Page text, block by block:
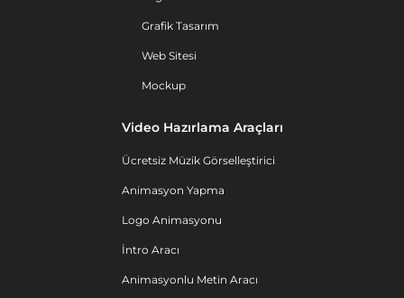
Grafik Tasarım
Web Sitesi
Mockup
Video Hazırlama Araçları
Ücretsiz Müzik Görselleştirici
Animasyon Yapma
Logo Animasyonu
İntro Aracı
Animasyonlu Metin Aracı